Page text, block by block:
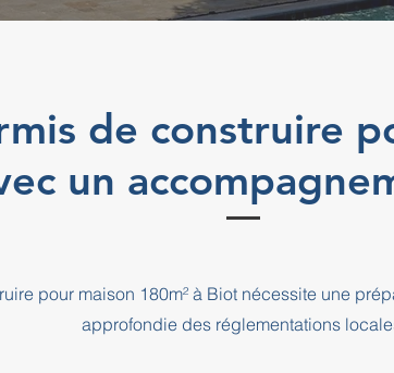
de construire
un
pour maison 180m² à Biot nécessite une
approfondie des réglementations